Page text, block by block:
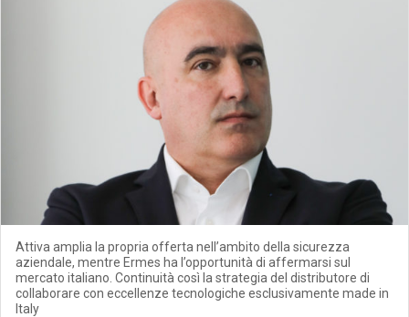
Attiva amplia la propria offerta nell’ambito della sicurezza
aziendale, mentre Ermes ha l’opportunità di affermarsi sul
mercato italiano. Continuità così la strategia del distributore di
collaborare con eccellenze tecnologiche esclusivamente made in
Italy